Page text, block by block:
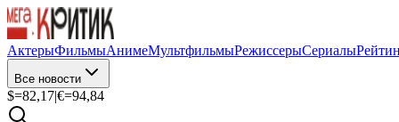
АктерыФильмыАнимеМультфильмыРежиссерыСериалы
Все новости
$=82,17|€=94,84